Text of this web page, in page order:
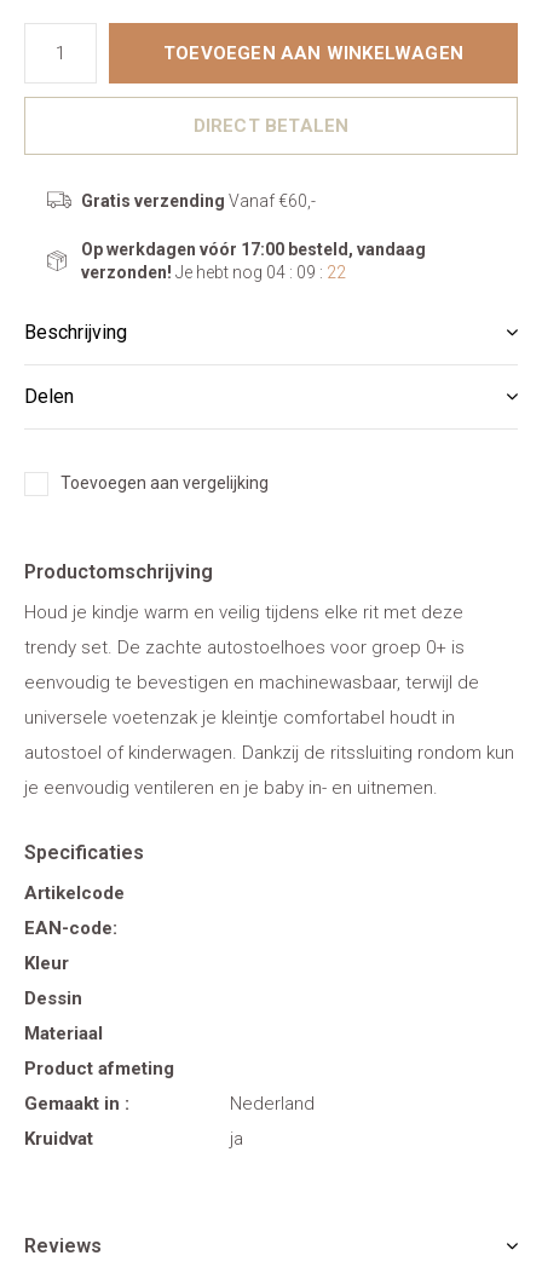
TOEVOEGEN AAN WINKELWAGEN
DIRECT BETALEN
Gratis verzending Vanaf €60,-
Op werkdagen vóór 17:00 besteld, vandaag
verzonden! Je hebt nog 04 : 09 : 21
Beschrijving
Delen
Toevoegen aan vergelijking
Productomschrijving
Houd je kindje warm en veilig tijdens elke rit met deze
trendy set. De zachte autostoelhoes voor groep 0+ is
eenvoudig te bevestigen en machinewasbaar, terwijl de
universele voetenzak je kleintje comfortabel houdt in
autostoel of kinderwagen. Dankzij de ritssluiting rondom kun
je eenvoudig ventileren en je baby in- en uitnemen.
Specificaties
Artikelcode
EAN-code:
Kleur
Dessin
Materiaal
Product afmeting
Gemaakt in :
Nederland
Kruidvat
ja
Reviews